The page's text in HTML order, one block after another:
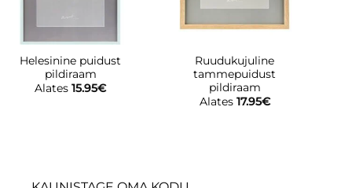
Helesinine puidust
pildiraam
Alates 15.95€
Ruudukujuline
tammepuidust
pildiraam
Alates 17.95€